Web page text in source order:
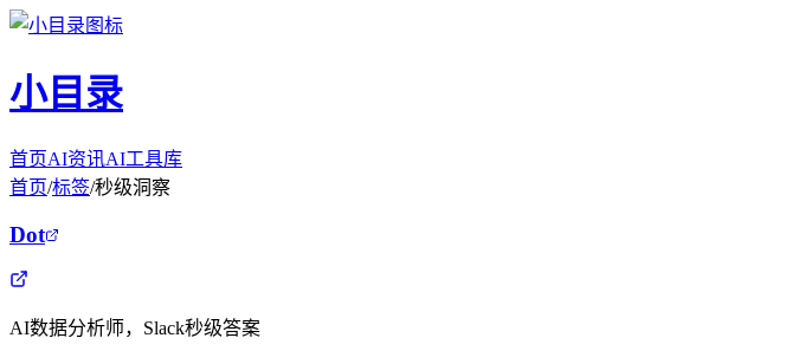
小目录
首页AI资讯AI工具库
首页/标签/秒级洞察
Dot
AI数据分析师，Slack秒级答案